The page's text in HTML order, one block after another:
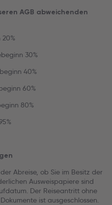
AGB abweichenden
30%
40%
60%
80%
Abreise, ob Sie im Besitz der
Ausweispapiere sind
Der Reiseantritt ohne
ist ausgeschlossen.